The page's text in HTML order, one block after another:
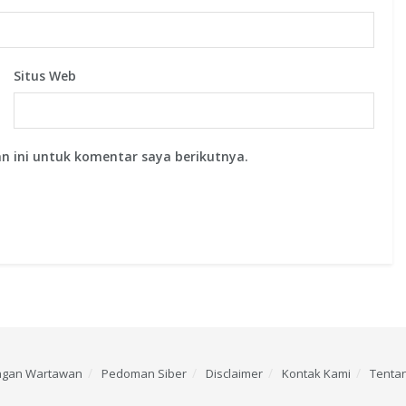
Situs Web
ini untuk komentar saya berikutnya.
Wartawan Pedoman Siber Disclaimer Kontak Kami